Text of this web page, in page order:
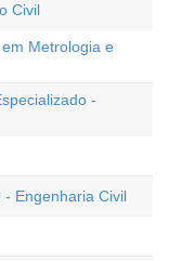
Civil
Metrologia e
-
- Engenharia Civil